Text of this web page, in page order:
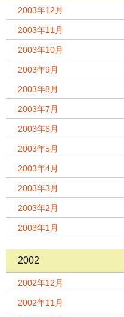
2003年12月
2003年11月
2003年10月
2003年9月
2003年8月
2003年7月
2003年6月
2003年5月
2003年4月
2003年3月
2003年2月
2003年1月
2002
2002年12月
2002年11月